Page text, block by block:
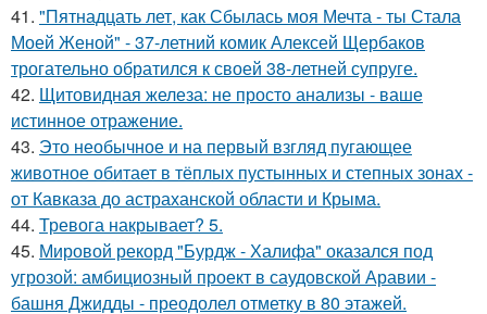
41. "Пятнадцать лет, как Сбылась моя Мечта - ты Стала
Моей Женой" - 37-летний комик Алексей Щербаков
трогательно обратился к своей 38-летней супруге.
42. Щитовидная железа: не просто анализы - ваше
истинное отражение.
43. Это необычное и на первый взгляд пугающее
животное обитает в тёплых пустынных и степных зонах -
от Кавказа до астраханской области и Крыма.
44. Тревога накрывает? 5.
45. Мировой рекорд "Бурдж - Халифа" оказался под
угрозой: амбициозный проект в саудовской Аравии -
башня Джидды - преодолел отметку в 80 этажей.